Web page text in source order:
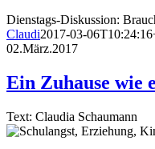
Dienstags-Diskussion:
Claudi2017-03-
02.März.2017
Ein Zuhause wie
Text: Claudia Schaumann